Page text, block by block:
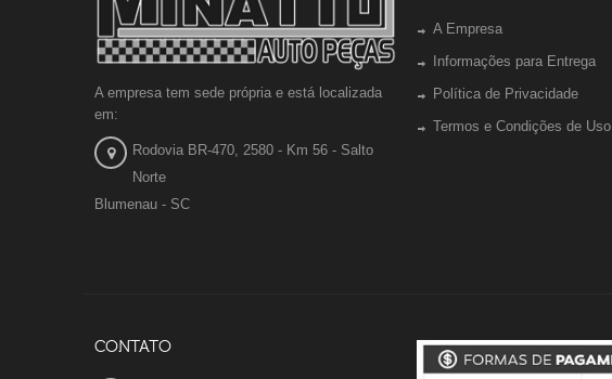
A empresa tem sede própria e está localizada
em:
Rodovia BR-470, 2580 - Km 56 - Salto
Norte
Blumenau - SC
A Empresa
Informações para Entrega
Política de Privacidade
Termos e Condições de Uso
CONTATO